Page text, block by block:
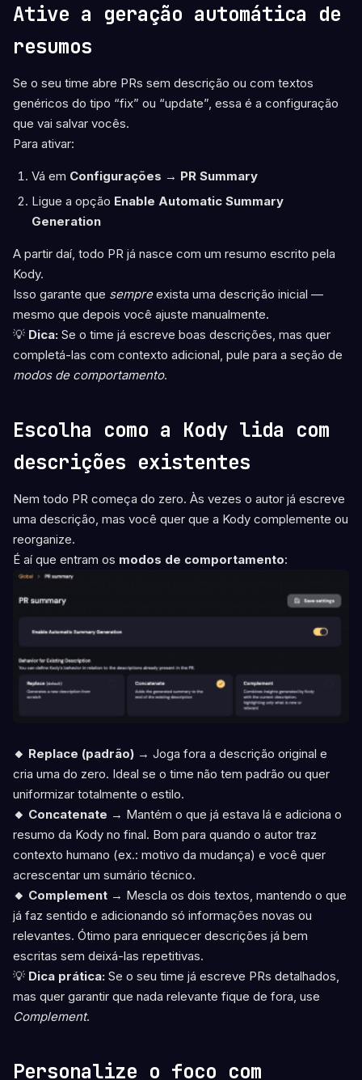
Ative a geração automática de
resumos
Se o seu time abre PRs sem descrição ou com textos
genéricos do tipo “fix” ou “update”, essa é a configuração
que vai salvar vocês.
Para ativar:
Vá em Configurações → PR Summary
Ligue a opção Enable Automatic Summary
Generation
A partir daí, todo PR já nasce com um resumo escrito pela
Kody.
Isso garante que sempreexista uma descrição inicial —
mesmo que depois você ajuste manualmente.
💡 Dica: Se o time já escreve boas descrições, mas quer
completá-las com contexto adicional, pule para a seção de
modos de comportamento.
Escolha como a Kody lida com
descrições existentes
Nem todo PR começa do zero. Às vezes o autor já escreve
uma descrição, mas você quer que a Kody complemente ou
reorganize.
É aí que entram os modos de comportamento:
🔸 Replace (padrão) → Joga fora a descrição original e
cria uma do zero. Ideal se o time não tem padrão ou quer
uniformizar totalmente o estilo.
🔸 Concatenate → Mantém o que já estava lá e adiciona o
resumo da Kody no final. Bom para quando o autor traz
contexto humano (ex.: motivo da mudança) e você quer
acrescentar um sumário técnico.
🔸 Complement → Mescla os dois textos, mantendo o que
já faz sentido e adicionando só informações novas ou
relevantes. Ótimo para enriquecer descrições já bem
escritas sem deixá-las repetitivas.
💡 Dica prática: Se o seu time já escreve PRs detalhados,
mas quer garantir que nada relevante fique de fora, use
Complement.
Personalize o foco com